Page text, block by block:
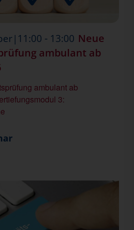
ambulant ab
3:
- 13:00 Neue
ambulant ab